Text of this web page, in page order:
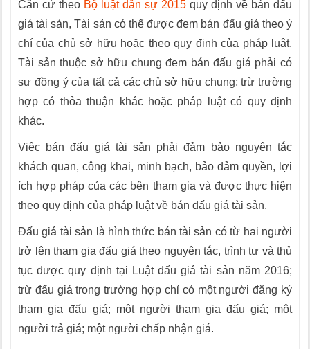
Căn cứ theo Bộ luật dân sự 2015 quy định về bán đấu
giá tài sản, Tài sản có thể được đem bán đấu giá theo ý
chí của chủ sở hữu hoặc theo quy định của pháp luật.
Tài sản thuộc sở hữu chung đem bán đấu giá phải có
sự đồng ý của tất cả các chủ sở hữu chung; trừ trường
hợp có thỏa thuận khác hoặc pháp luật có quy định
khác.
Việc bán đấu giá tài sản phải đảm bảo nguyên tắc
khách quan, công khai, minh bạch, bảo đảm quyền, lợi
ích hợp pháp của các bên tham gia và được thực hiện
theo quy định của pháp luật về bán đấu giá tài sản.
Đấu giá tài sản là hình thức bán tài sản có từ hai người
trở lên tham gia đấu giá theo nguyên tắc, trình tự và thủ
tục được quy định tại Luật đấu giá tài sản năm 2016;
trừ đấu giá trong trường hợp chỉ có một người đăng ký
tham gia đấu giá; một người tham gia đấu giá; một
người trả giá; một người chấp nhận giá.